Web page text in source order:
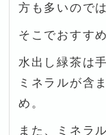
方も多いので
そこでおすす
水出し緑茶は
ミネラルが含
め。
また、ミネラ